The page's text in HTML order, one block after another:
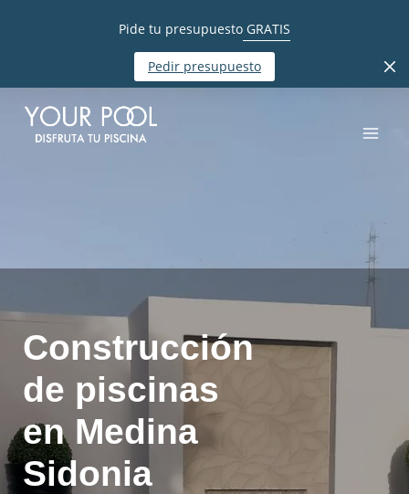
Pide tu presupuesto GRATIS
Pedir presupuesto
Construcción
de piscinas
en Medina
Sidonia